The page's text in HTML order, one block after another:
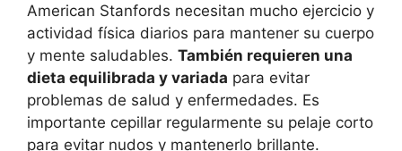
American Stanfords necesitan mucho ejercicio y
actividad física diarios para mantener su cuerpo
y mente saludables. También requieren una
dieta equilibrada y variada para evitar
problemas de salud y enfermedades. Es
importante cepillar regularmente su pelaje corto
para evitar nudos y mantenerlo brillante.